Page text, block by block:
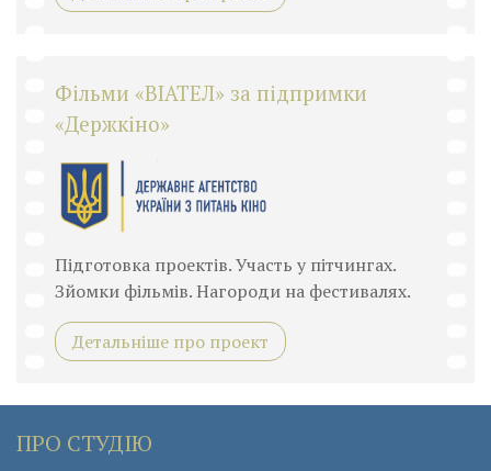
Фільми «ВІАТЕЛ» за підпримки
«Держкіно»
Підготовка проектів. Участь у пітчингах.
Зйомки фільмів. Нагороди на фестивалях.
Детальніше про проект
ПРО СТУДІЮ